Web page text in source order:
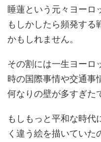
睡蓮という元々ヨーロ
もしかしたら頻発する
かもしれません。
その割には一生ヨーロ
時の国際事情や交通事
何なりの壁が多すぎた
もしもっと平和な時代
く違う絵を描いていた